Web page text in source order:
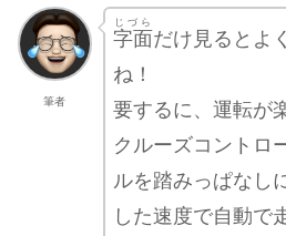
筆者
字面
じづら
だけ見るとよ
ね！
要するに、運転が
クルーズコントロ
ルを踏みっぱなし
した速度で自動で